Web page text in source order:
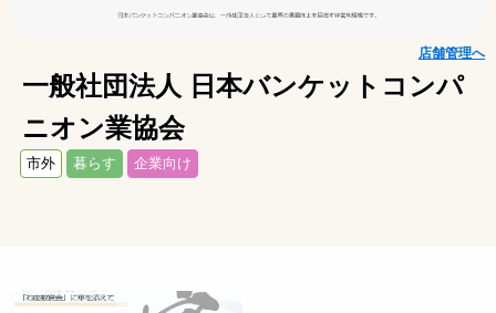
店舗管理へ
一般社団法人 日本バンケットコンパ
ニオン業協会
市外 暮らす 企業向け